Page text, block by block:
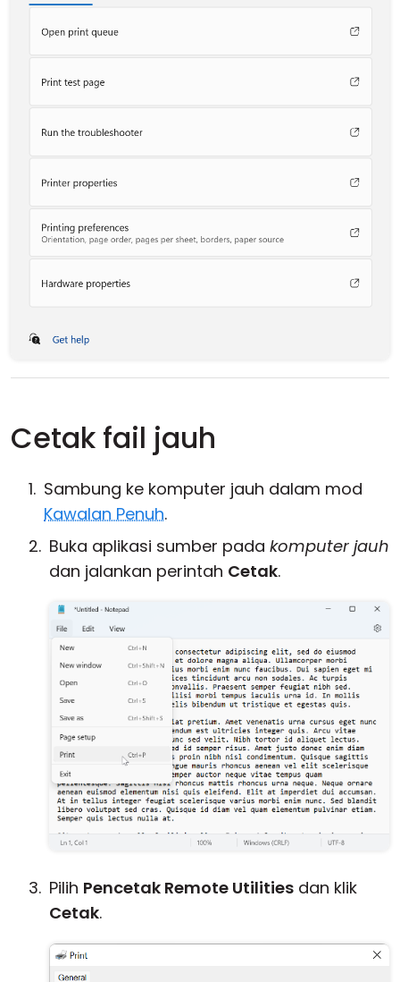
Cetak fail jauh
Sambung ke komputer jauh dalam mod
Kawalan Penuh.
Buka aplikasi sumber pada komputer jauh
dan jalankan perintah Cetak.
Pilih Pencetak Remote Utilities dan klik
Cetak.